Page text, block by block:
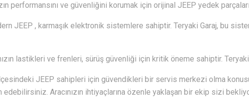
performansını ve güvenliğini korumak için orijinal JEEP yedek
JEEP , karmaşık elektronik sistemlere sahiptir. Teryaki Garaj, bu
lastikleri ve frenleri, sürüş güvenliği için kritik öneme sahiptir.
JEEP sahipleri için güvendikleri bir servis merkezi olma
edebilirsiniz. Aracınızın ihtiyaçlarına özenle yaklaşan bir ekip sizi